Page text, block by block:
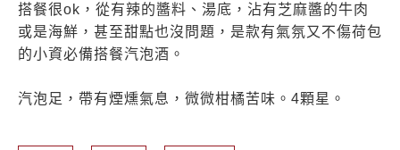
搭餐很ok，從有辣的醬料、湯底，沾有芝麻醬的牛肉
或是海鮮，甚至甜點也沒問題，是款有氣氛又不傷荷包
的小資必備搭餐汽泡酒。
汽泡足，帶有煙燻氣息，微微柑橘苦味。4顆星。